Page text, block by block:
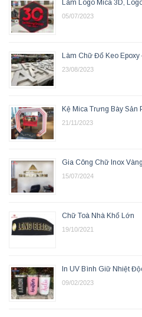
Làm Logo Mica 3D,
05/07/2023
Làm Chữ Đổ Keo
23/08/2023
Kệ Mica Trưng Bày Sản
21/11/2023
Gia Công Chữ Inox
15/07/2024
Chữ Toà Nhà Khổ Lớn
19/10/2021
In UV Bình Giữ Nhiệt
09/02/2023